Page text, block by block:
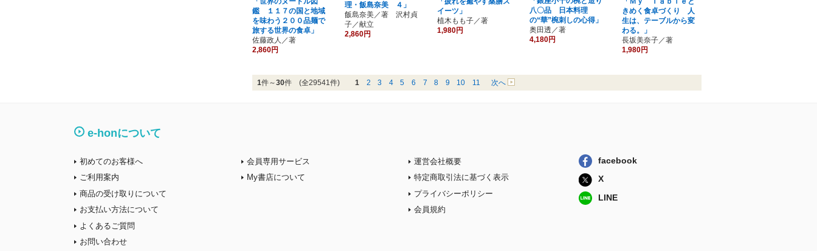
鑑 １１７の国と地域
を味わう２００品麺で
旅する世界の食卓」
佐藤政人／著
2,860円
理・飯島奈美 ４」
飯島奈美／著 沢村貞
子／献立
2,860円
イーツ」
植木もも子／著
1,980円
八〇品 日本料理
の“華”椀刺しの心得」
奥田透／著
4,180円
きめく食卓づくり 人
生は、テーブルから変
わる。」
長坂美奈子／著
1,980円
1件～30件 (全29541件) 1 2 3 4 5 6 7 8 9 10 11 次へ
e-honについて
初めてのお客様へ
ご利用案内
商品の受け取りについて
お支払い方法について
よくあるご質問
お問い合わせ
会員専用サービス
My書店について
運営会社概要
特定商取引法に基づく表示
プライバシーポリシー
会員規約
facebook
X
LINE